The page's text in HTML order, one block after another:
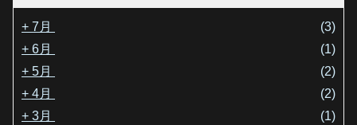
+ 7月
(3)
+ 6月
(1)
+ 5月
(2)
+ 4月
(2)
+ 3月
(1)